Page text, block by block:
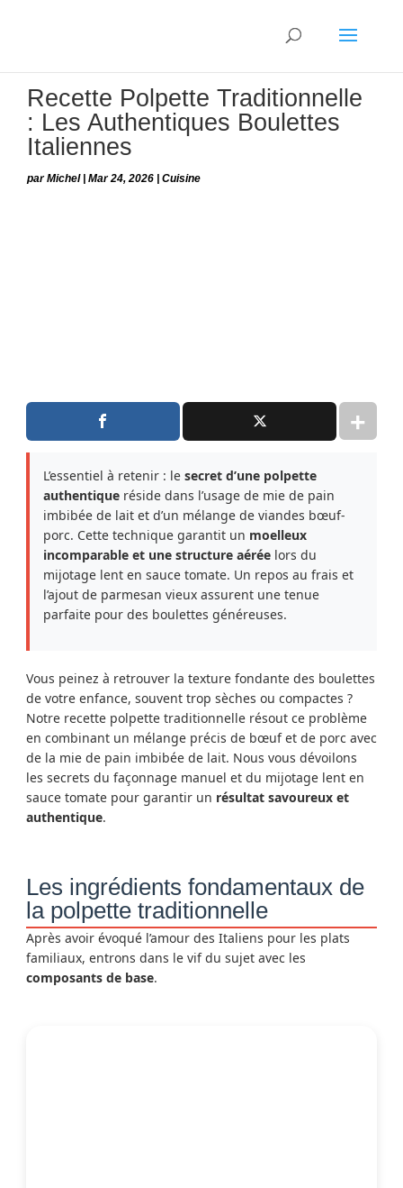
Recette Polpette Traditionnelle
: Les Authentiques Boulettes
Italiennes
parMichel| Mar 24, 2026 Cuisine
L’essentiel à retenir : le secret d’une polpette
authentiqueréside dans l’usage de mie de pain
imbibée de lait et d’un mélange de viandes bœuf-
porc. Cette technique garantit un moelleux
incomparable et une structure aéréelors du
mijotage lent en sauce tomate. Un repos au frais et
l’ajout de parmesan vieux assurent une tenue
parfaite pour des boulettes généreuses.
Vous peinez à retrouver la texture fondante des boulettes
de votre enfance, souvent trop sèches ou compactes ?
Notre recette polpette traditionnelle résout ce problème
en combinant un mélange précis de bœuf et de porc avec
de la mie de pain imbibée de lait. Nous vous dévoilons
les secrets du façonnage manuel et du mijotage lent en
sauce tomate pour garantir un résultat savoureux et
authentique.
Les ingrédients fondamentaux de
la polpette traditionnelle
Après avoir évoqué l’amour des Italiens pour les plats
familiaux, entrons dans le vif du sujet avec les
composants de base.